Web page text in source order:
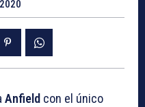
Anfield con el único